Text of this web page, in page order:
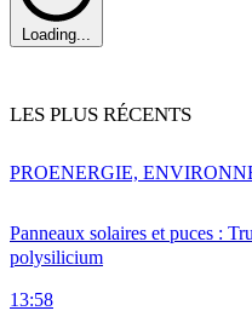
Loading...
LES PLUS RÉCENTS
Panneaux solaires et puces :
polysilicium
13:58
PROENERGIE,